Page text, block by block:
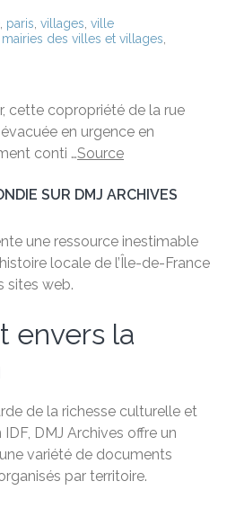
paris villages ville
des villes et villages
cette copropriété de la rue
en urgence en
conti …Source
SUR DMJ ARCHIVES
une ressource inestimable
locale de l’Île-de-France
sites web.
envers la
de la richesse culturelle et
DMJ Archives offre un
variété de documents
par territoire.